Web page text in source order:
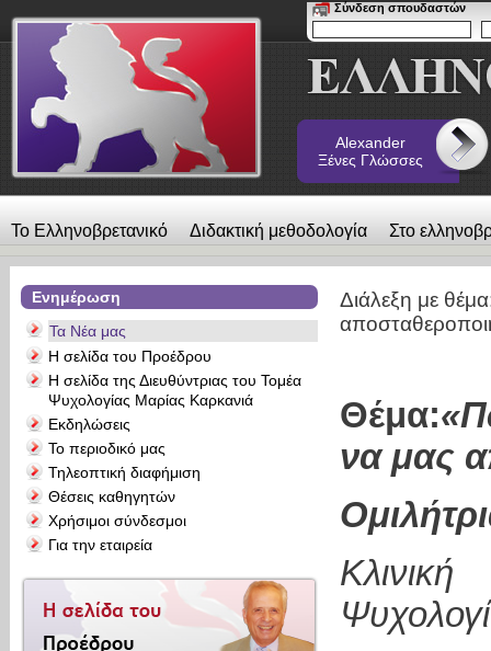
Σύνδεση σπουδαστών
Alexander
Ξένες Γλώσσες
Το Ελληνοβρετανικό Διδακτική μεθοδολογία Στο
λεύκωμα Επικοινωνία Alexander Ξένες Γλώσσες
Ενημέρωση
Τα Νέα μας
Η σελίδα του Προέδρου
Η σελίδα της Διευθύντριας του Τομέα
Ψυχολογίας Μαρίας Καρκανιά
Εκδηλώσεις
Το περιοδικό μας
Τηλεοπτική διαφήμιση
Θέσεις καθηγητών
Χρήσιμοι σύνδεσμοι
Για την εταιρεία
Διάλεξη με
Θέμα:
να μας